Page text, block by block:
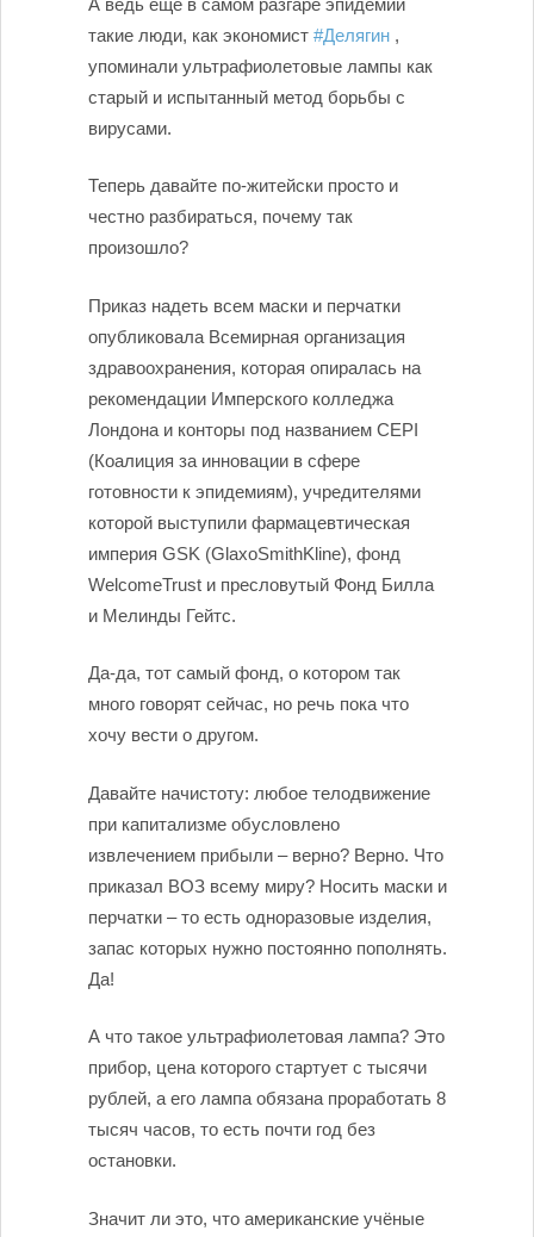
такие люди, как экономист #Делягин,
упоминали ультрафиолетовые лампы как
старый и испытанный метод борьбы с
вирусами.
Теперь давайте по-житейски просто и
честно разбираться, почему так
произошло?
Приказ надеть всем маски и перчатки
опубликовала Всемирная организация
здравоохранения, которая опиралась на
рекомендации Имперского колледжа
Лондона и конторы под названием CEPI
(Коалиция за инновации в сфере
готовности к эпидемиям), учредителями
которой выступили фармацевтическая
империя GSK (GlaxoSmithKline), фонд
WelcomeTrust и пресловутый Фонд Билла
и Мелинды Гейтс.
Да-да, тот самый фонд, о котором так
много говорят сейчас, но речь пока что
хочу вести о другом.
Давайте начистоту: любое телодвижение
при капитализме обусловлено
извлечением прибыли – верно? Верно. Что
приказал ВОЗ всему миру? Носить маски и
перчатки – то есть одноразовые изделия,
запас которых нужно постоянно пополнять.
Да!
А что такое ультрафиолетовая лампа? Это
прибор, цена которого стартует с тысячи
рублей, а его лампа обязана проработать 8
тысяч часов, то есть почти год без
остановки.
Значит ли это, что американские учёные